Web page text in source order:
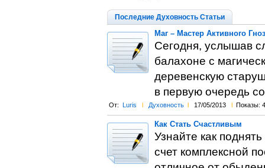
Последние Духовность Статьи
Маг – Мастер Активного
Сегодня, услышав
балахоне с
деревенскую
в первую очередь
От: Luris l Духовность l 17/05/2013 l Показы:
Как Стать Счастливым
Узнайте как
счет комплексной